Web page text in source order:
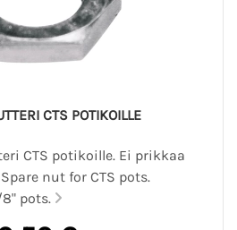
CTS POTIKOILLE
CTS potikoille. Ei prikkaa
nut for CTS pots.
pots.